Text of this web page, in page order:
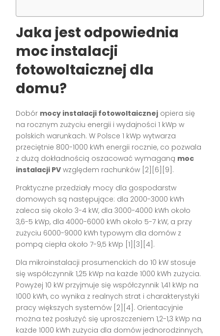
Jaka jest odpowiednia
moc instalacji
fotowoltaicznej dla
domu?
Dobór mocy instalacji fotowoltaicznej opiera się
na rocznym zużyciu energii i wydajności 1 kWp w
polskich warunkach. W Polsce 1 kWp wytwarza
przeciętnie 800-1000 kWh energii rocznie, co pozwala
z dużą dokładnością oszacować wymaganą moc
instalacji PV względem rachunków [2][6][9].
Praktyczne przedziały mocy dla gospodarstw
domowych są następujące: dla 2000-3000 kWh
zaleca się około 3-4 kW, dla 3000-4000 kWh około
3,6-5 kWp, dla 4000-6000 kWh około 5-7 kW, a przy
zużyciu 6000-9000 kWh typowym dla domów z
pompą ciepła około 7-9,5 kWp [1][3][4].
Dla mikroinstalacji prosumenckich do 10 kW stosuje
się współczynnik 1,25 kWp na każde 1000 kWh zużycia.
Powyżej 10 kW przyjmuje się współczynnik 1,41 kWp na
1000 kWh, co wynika z realnych strat i charakterystyki
pracy większych systemów [2][4]. Orientacyjnie
można też posłużyć się uproszczeniem 1,2-1,3 kWp na
każde 1000 kWh zużycia dla domów jednorodzinnych,